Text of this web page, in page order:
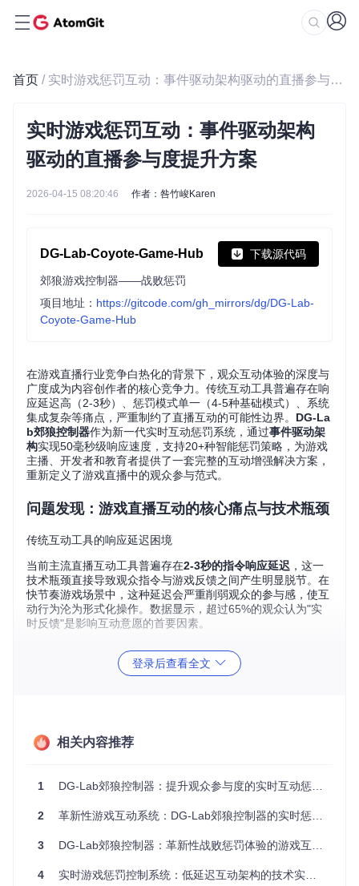
首页 / 实时游戏惩罚互动：事件驱动架构驱动的直播参与度提升方案
实时游戏惩罚互动：事件驱动架构
驱动的直播参与度提升方案
2026-04-15 08:20:46 作者：咎竹峻Karen
DG-Lab-Coyote-Game-Hub 下载源代码
郊狼游戏控制器——战败惩罚
项目地址： https://gitcode.com/gh_mirrors/dg/DG-Lab-
Coyote-Game-Hub
在游戏直播行业竞争白热化的背景下，观众互动体验的深度与
广度成为内容创作者的核心竞争力。传统互动工具普遍存在响
应延迟高（2-3秒）、惩罚模式单一（4-5种基础模式）、系统
集成复杂等痛点，严重制约了直播互动的可能性边界。 DG-La
b郊狼控制器作为新一代实时互动惩罚系统，通过事件驱动架
构实现50毫秒级响应速度，支持20+种智能惩罚策略，为游戏
主播、开发者和教育者提供了一套完整的互动增强解决方案，
重新定义了游戏直播中的观众参与范式。
问题发现：游戏直播互动的核心痛点与技术瓶颈
传统互动工具的响应延迟困境
当前主流直播互动工具普遍存在2-3秒的指令响应延迟 ，这一
技术瓶颈直接导致观众指令与游戏反馈之间产生明显脱节。在
快节奏游戏场景中，这种延迟会严重削弱观众的参与感，使互
动行为沦为形式化操作。数据显示，超过65%的观众认为"实
时反馈"是影响互动意愿的首要因素。
惩罚模式多样性不足的体验局限
现有工具通常仅提供4-5种基础惩罚模式，难以满足不同游戏
系统集成与部署的复杂性障碍
术门槛较高。调查显示，约70%的中小主播因"配置困难"放弃
大量内容创作者无法充分利用实时互动带来的流量提升效应。
解决方案：DG-Lab郊狼控制器的创新架构设计
事件驱动的实时响应引擎
登录后查看全文
相关内容推荐
1 DG-Lab郊狼控制器：提升观众参与度的实时互动惩罚系统
2 革新性游戏互动系统：DG-Lab郊狼控制器的实时惩罚革命
3 DG-Lab郊狼控制器：革新性战败惩罚体验的游戏互动系统
4 实时游戏惩罚控制系统：低延迟互动架构的技术实现与应用指南